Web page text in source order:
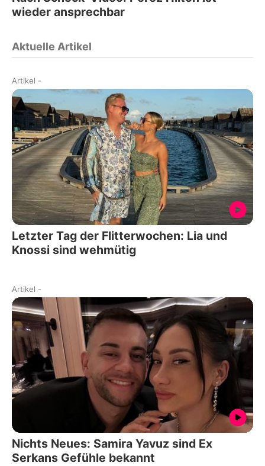
wieder ansprechbar
Aktuelle Artikel
Artikel -
Letzter Tag der Flitterwochen: Lia und
Knossi sind wehmütig
Artikel -
Nichts Neues: Samira Yavuz sind Ex
Serkans Gefühle bekannt